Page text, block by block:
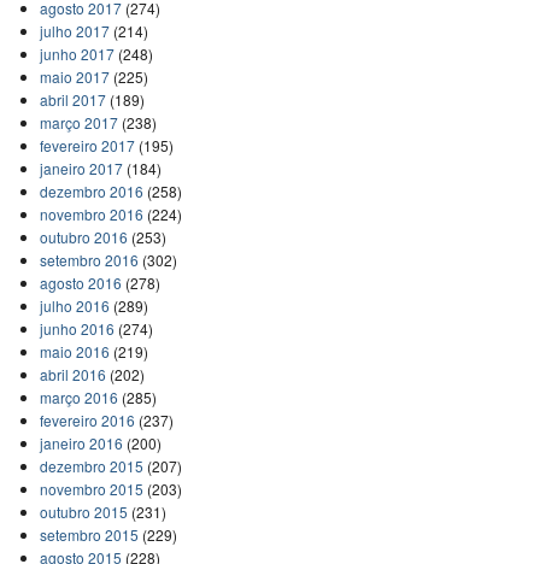
agosto 2017(274)
julho 2017(214)
junho 2017(248)
maio 2017(225)
abril 2017(189)
março 2017(238)
fevereiro 2017(195)
janeiro 2017(184)
dezembro 2016 (258)
novembro 2016 (224)
outubro 2016 (253)
setembro 2016 (302)
agosto 2016 (278)
julho 2016 (289)
junho 2016 (274)
maio 2016 (219)
abril 2016 (202)
março 2016 (285)
fevereiro 2016 (237)
janeiro 2016 (200)
dezembro 2015 (207)
novembro 2015 (203)
outubro 2015 (231)
setembro 2015 (229)
agosto 2015 (228)